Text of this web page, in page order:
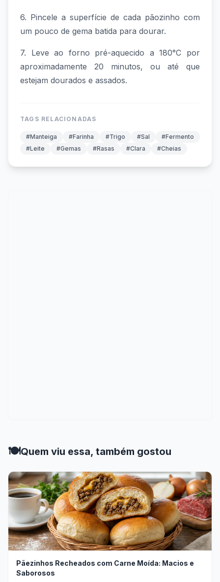
6. Pincele a superfície de cada pãozinho com
um pouco de gema batida para dourar.
7. Leve ao forno pré-aquecido a 180°C por
aproximadamente 20 minutos, ou até que
estejam dourados e assados.
TAGS RELACIONADAS
#Manteiga #Farinha #Trigo #Sal
#Fermento
#Leite
#Gemas #Rasas #Clara #Cheias
🍽️Quem viu essa, também gostou
Pãezinhos Recheados com Carne Moída: Macios e
Saborosos